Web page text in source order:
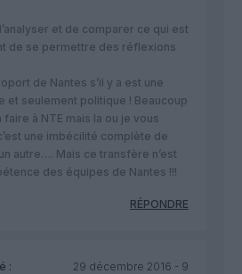
et de comparer ce qui est
de se permettre des réflexions
de Nantes s’il y a est une
et seulement politique ! Beaucoup
à NTE mais la ou je vous
une imbécilité complète de
autre…. Mais ce transfère n’est
des équipes de Nantes !!!
RÉPONDRE
:
29 décembre 2016 - 9